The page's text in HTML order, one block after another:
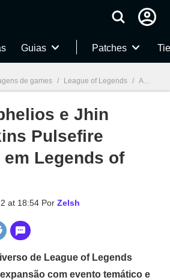
Guias Patches
de games / League of Legends / Akshan, Aphelios e Jhin ganham skins Pulsefire exclusivas em Legends of Runeterra
e Jhin
Pulsefire
Legends of
at 18:54 Por Zelsh
de League of Legends
com evento temático e